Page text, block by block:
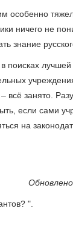
особенно
ничего не
знание
поисках
всё занято.
если сами
на
".